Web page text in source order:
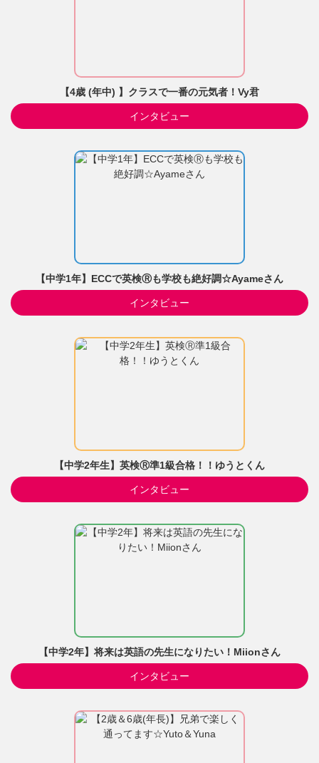
【4歳 (年中) 】クラスで一番の元気者！Vy君
インタビュー
【中学1年】ECCで英検Ⓡも学校も絶好調☆Ayameさん
インタビュー
【中学2年生】英検Ⓡ準1級合格！！ゆうとくん
インタビュー
【中学2年】将来は英語の先生になりたい！Miionさん
インタビュー